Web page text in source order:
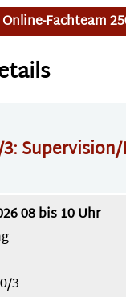
Online-Fachteam
08bis 10 Uhr
3